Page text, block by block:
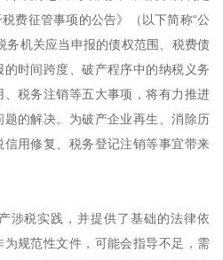
费征管事项的公告》（以下简称“公
务机关应当申报的债权范围、税费债
时间跨度、破产程序中的纳税义务
、税务注销等五大事项，将有力推进
的解决。为破产企业再生、消除历
用修复、税务登记注销等事宜带来
涉税实践，并提供了基础的法律依
规范性文件，可能会指导不足，需